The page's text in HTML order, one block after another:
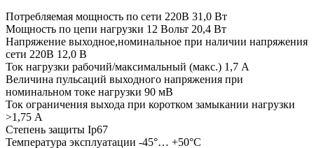
Потребляемая мощность по сети 220В 31,0 Вт
Мощность по цепи нагрузки 12 Вольт 20,4 Вт
Напряжение выходное,номинальное при наличии напряжения
сети 220B 12,0 В
Ток нагрузки рабочий/максимальный (макс.) 1,7 А
Величина пульсаций выходного напряжения при
номинальном токе нагрузки 90 мВ
Ток ограничения выхода при коротком замыкании нагрузки
>1,75 А
Степень защиты Ip67
Температура эксплуатации -45°… +50°С